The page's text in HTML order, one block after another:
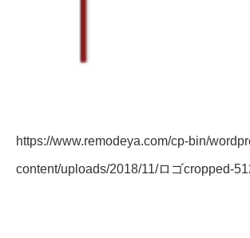
https://www.remodeya.com/cp-bin/
content/uploads/2018/11/ロゴcropped-